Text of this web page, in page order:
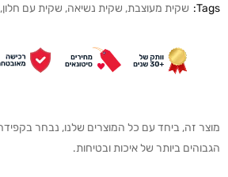
Tags: שקית מעוצבת, שקית נשיאה, שקית עם חלון,
מוצר זה, ביחד עם כל המוצרים שלנו, נבחר
הגבוהים ביותר של איכות ובטיחות.